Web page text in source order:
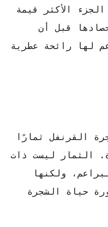
الأكثر قيمة
قبل أن
لها رائحة عطرية
القرنفل ثمارًا
الثمار ليست ذات
ولكنها
حياة الشجرة